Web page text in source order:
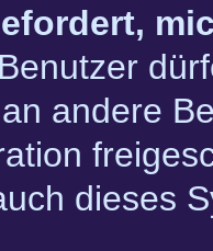
andere
dieses